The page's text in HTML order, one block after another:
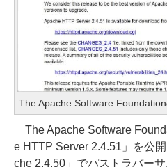
The Apache Software
The Apache Software
e HTTP Server 2.4.51」を公
che 2.4.50」でパストラバー